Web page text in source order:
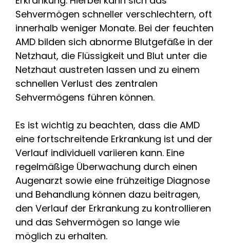
Sehvermögen schneller verschlechtern, oft
innerhalb weniger Monate. Bei der feuchten
AMD bilden sich abnorme Blutgefäße in der
Netzhaut, die Flüssigkeit und Blut unter die
Netzhaut austreten lassen und zu einem
schnellen Verlust des zentralen
Sehvermögens führen können.
Es ist wichtig zu beachten, dass die AMD
eine fortschreitende Erkrankung ist und der
Verlauf individuell variieren kann. Eine
regelmäßige Überwachung durch einen
Augenarzt sowie eine frühzeitige Diagnose
und Behandlung können dazu beitragen,
den Verlauf der Erkrankung zu kontrollieren
und das Sehvermögen so lange wie
möglich zu erhalten.